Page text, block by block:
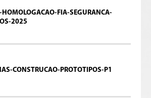
HOMOLOGACAO-FIA-SEGURANCA-
2025
CONSTRUCAO-PROTOTIPOS-P1